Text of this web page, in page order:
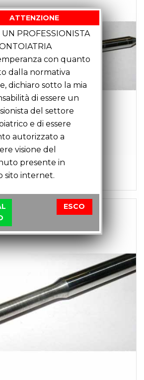
CANDELA D 1 Z2 C3
ATTENZIONE
PROFESSIONISTA
con quanto
dalla normativa
dichiaro sotto la mia
di essere un
del settore
e di essere
autorizzato a
visione del
presente in
sito internet.
ESCO